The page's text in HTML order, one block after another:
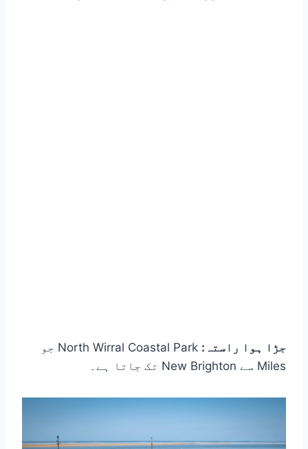
جڑا ہوا راستہ:
North Wirral Coastal Park جو
Miles سے New Brighton تک جاتا ہے۔